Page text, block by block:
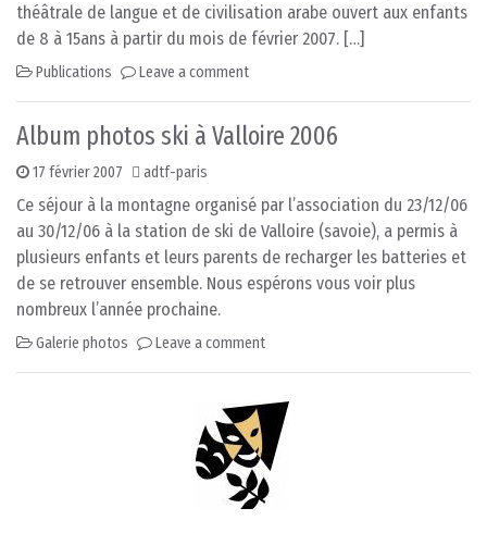
théâtrale de langue et de civilisation arabe ouvert aux enfants
de 8 à 15ans à partir du mois de février 2007. […]
Publications Leave a comment
Album photos ski à Valloire 2006
17 février 2007 adtf-paris
Ce séjour à la montagne organisé par l’association du 23/12/06
au 30/12/06 à la station de ski de Valloire (savoie), a permis à
plusieurs enfants et leurs parents de recharger les batteries et
de se retrouver ensemble. Nous espérons vous voir plus
nombreux l’année prochaine.
Galerie photos Leave a comment